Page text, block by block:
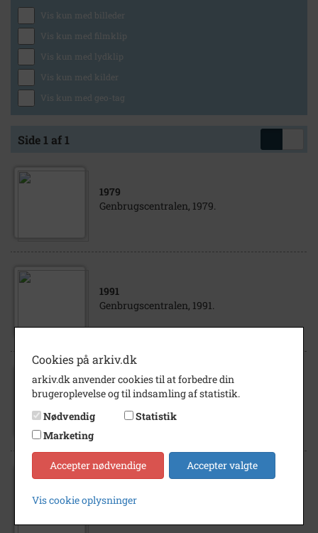
Vis kun med billeder
Vis kun med filmklip
Vis kun med lydklip
Vis kun med kilder
Vis kun med geo-tag
Side 1 af 1
1979
Genbrugscentralen, 1979.
1991
Genbrugscentralen, 1991.
1979
Genbrugscentralen, 1991
Cookies på arkiv.dk
arkiv.dk anvender cookies til at forbedre din
brugeroplevelse og til indsamling af statistik.
Nødvendig
Statistik
Marketing
Accepter nødvendige Accepter valgte
Vis cookie oplysninger